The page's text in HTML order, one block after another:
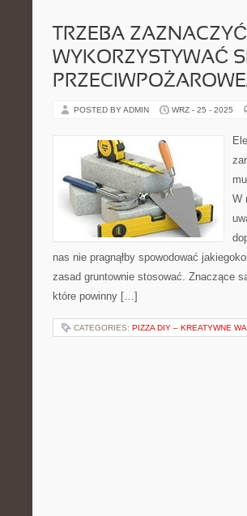
TRZEBA
WYKORZYSTYWAĆ
POSTED BY ADMIN WRZ - 25 - 2025
W
nas nie pragnąłby spowodować
zasad gruntownie stosować. Znaczące
które powinny […]
CATEGORIES: PIZZA DIY – KREATYWNE